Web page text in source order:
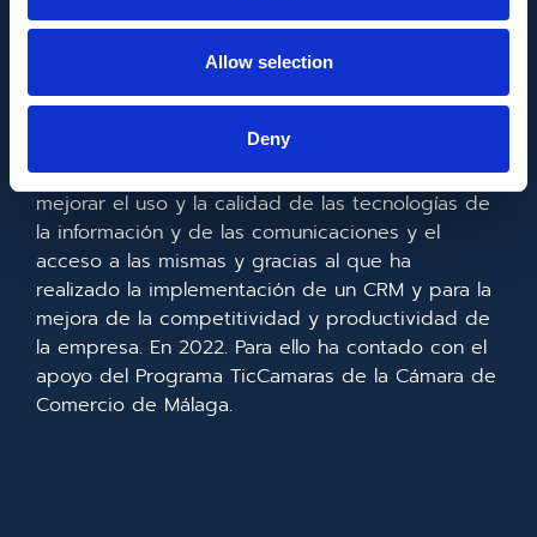
Allow selection
Deny
FONDO EUROPEO DE DESARROLLO REGIONAL
Metadata SL ha sido beneficiaria del Fondo
Europeo de Desarrollo Regional cuyo objetivo es
mejorar el uso y la calidad de las tecnologías de
la información y de las comunicaciones y el
acceso a las mismas y gracias al que ha
realizado la implementación de un CRM y para la
mejora de la competitividad y productividad de
la empresa. En 2022. Para ello ha contado con el
apoyo del Programa TicCamaras de la Cámara de
Comercio de Málaga.